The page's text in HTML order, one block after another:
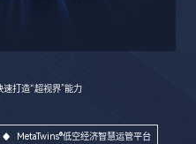
打造“超视界”能力
MetaTwins®低空经济智慧运管平台